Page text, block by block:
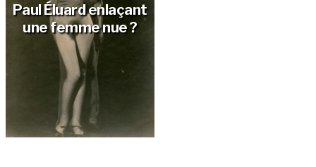
Paul Éluard enlaçant
une femme nue ?